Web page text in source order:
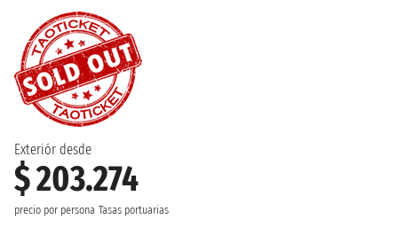
Exteriór desde
$ 203.274
precio por persona Tasas portuarias